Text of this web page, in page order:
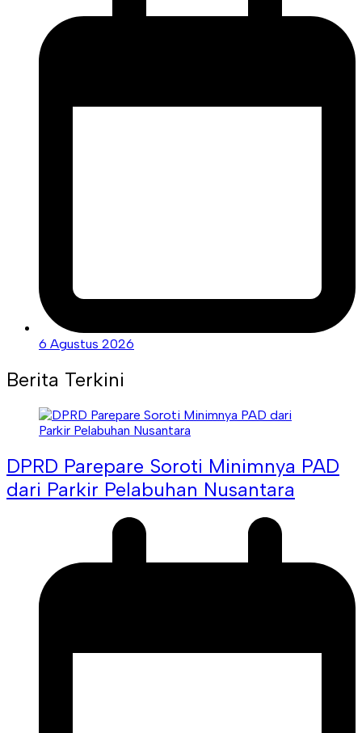
6 Agustus 2026
Berita Terkini
DPRD Parepare Soroti Minimnya PAD
dari Parkir Pelabuhan Nusantara